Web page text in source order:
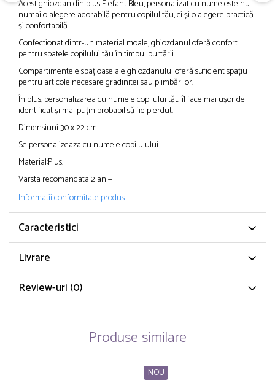
Acest ghiozdan din plus Elefant Bleu, personalizat cu nume este nu
numai o alegere adorabilă pentru copilul tău, ci și o alegere practică
și confortabilă.
Confectionat dintr-un material moale, ghiozdanul oferă confort
pentru spatele copilului tău în timpul purtării.
Compartimentele spațioase ale ghiozdanului oferă suficient spațiu
pentru articole necesare gradinitei sau plimbărilor.
În plus, personalizarea cu numele copilului tău îl face mai ușor de
identificat și mai puțin probabil să fie pierdut.
Dimensiuni 30 x 22 cm.
Se personalizeaza cu numele copilulului.
Material:Plus.
Varsta recomandata 2 ani+
Informatii conformitate produs
Caracteristici
Livrare
Review-uri (0)
Produse similare
NOU